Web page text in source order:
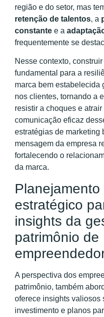
região e do setor, mas
retenção de talentos, a
constante e a
frequentemente se
Nesse contexto,
fundamental para a
marca bem estabelecida
nos clientes, tornando a
resistir a choques e
comunicação eficaz
estratégias de marketing
mensagem da empresa
fortalecendo o
da marca.
estratégico
insights da
patrimônio de
A perspectiva dos
patrimônio, também
oferece insights valiosos
investimento e planos